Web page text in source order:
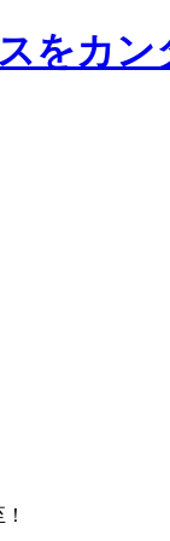
をカン